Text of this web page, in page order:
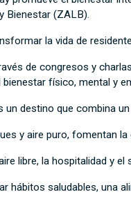
Bienestar (ZALB).
la vida de
de congresos y
físico, mental y
un destino que combina
y aire puro, fomentan
libre, la hospitalidad y
hábitos saludables, una